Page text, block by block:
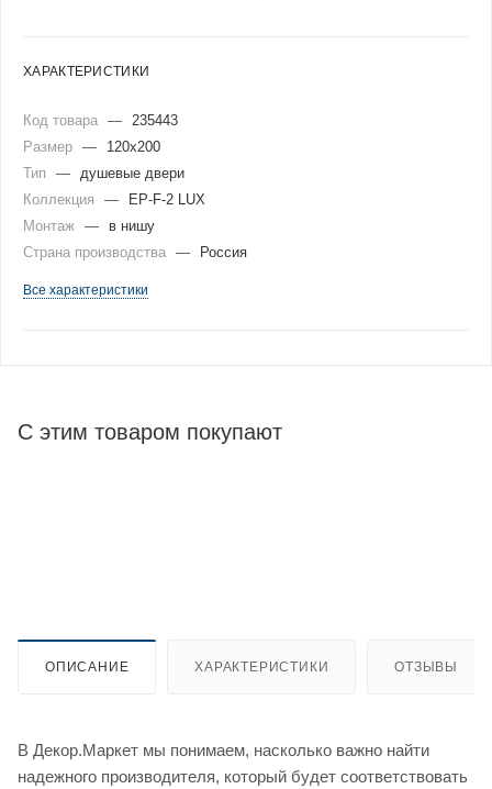
ХАРАКТЕРИСТИКИ
Код товара —
235443
Размер —
120x200
Тип
—
душевые двери
Коллекция
—
EP-F-2 LUX
Монтаж —
в нишу
Страна производства — Россия
Все характеристики
С этим товаром покупают
ОПИСАНИЕ ХАРАКТЕРИСТИКИ ОТЗЫВЫ
В Декор.Маркет мы понимаем, насколько важно найти
надежного производителя, который будет соответствовать